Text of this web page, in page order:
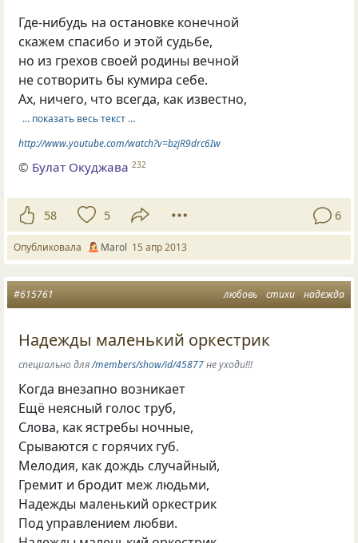
Где-нибудь на остановке конечной
скажем спасибо и этой судьбе,
но из грехов своей родины вечной
не сотворить бы кумира себе.
Ах, ничего, что всегда, как известно,
… показать весь текст …
http://www.youtube.com/watch?v=bzjR9drc6Iw
© Булат Окуджава 232
58 5 6
Опубликовала Marol 15 апр 2013
любовь стихи надежда
#615761
Надежды маленький оркестрик
специально для/members/show/id/45877не уходи!!!
Когда внезапно возникает
Ещё неясный голос труб,
Слова, как ястребы ночные,
Срываются с горячих губ.
Мелодия, как дождь случайный,
Гремит и бродит меж людьми,
Надежды маленький оркестрик
Под управлением любви.